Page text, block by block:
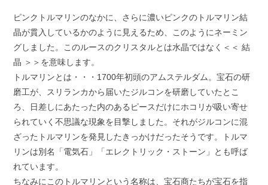
ピンクトルマリンのなかに、さらに濃いピンクのトルマリン結
晶が貫入しているかのように見えるため、このようにネーミン
グしました。このルースのクリスタルとは水晶ではなく＜＜ 結
晶 ＞＞を意味します。
トルマリンとは・・・1700年初頭のアムステルダム。宝石の研
磨工が、スリランカから届いたジルコンを研磨していたとこ
ろ、日差しにあたった内のあるピースだけにホコリが吸い寄せ
られていく不思議な現象を目撃しました。それがジルコンに混
ざったトルマリンを発見したきっかけだったそうです。トルマ
リンは別名「電気石」「エレクトリック・ストーン」とも呼ば
れています。
ちなみにこのトルマリンという名称は、宝石商たちが宝石を指